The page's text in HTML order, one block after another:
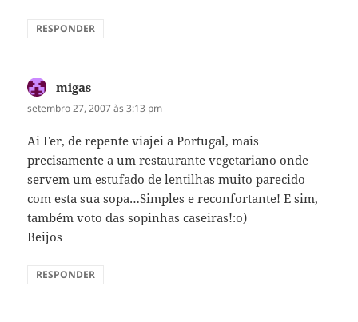
RESPONDER
migas
setembro 27, 2007 às 3:13 pm
Ai Fer, de repente viajei a Portugal, mais
precisamente a um restaurante vegetariano onde
servem um estufado de lentilhas muito parecido
com esta sua sopa…Simples e reconfortante! E sim,
também voto das sopinhas caseiras!:o)
Beijos
RESPONDER